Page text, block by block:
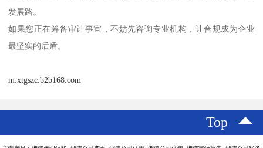
发展路。
如果您正在筹备审计事宜，不妨先咨询专业机构，让合规成为企业
最坚实的后盾。
m.xtgszc.b2b168.com
Top